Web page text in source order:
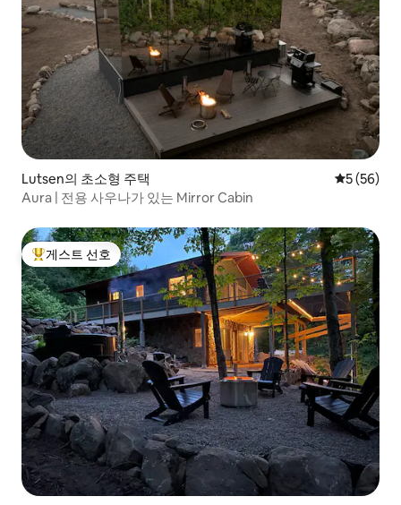
Lutsen의 초소형 주택 평점 5점(5
5 (56)
Aura | 전용 사우나가 있는 Mirror Cabin
상위 게스트 선호
게스트 선호